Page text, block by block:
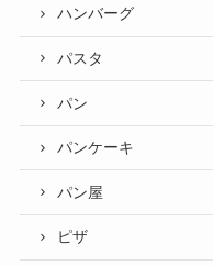
ハンバーグ
パスタ
パン
パンケーキ
パン屋
ピザ